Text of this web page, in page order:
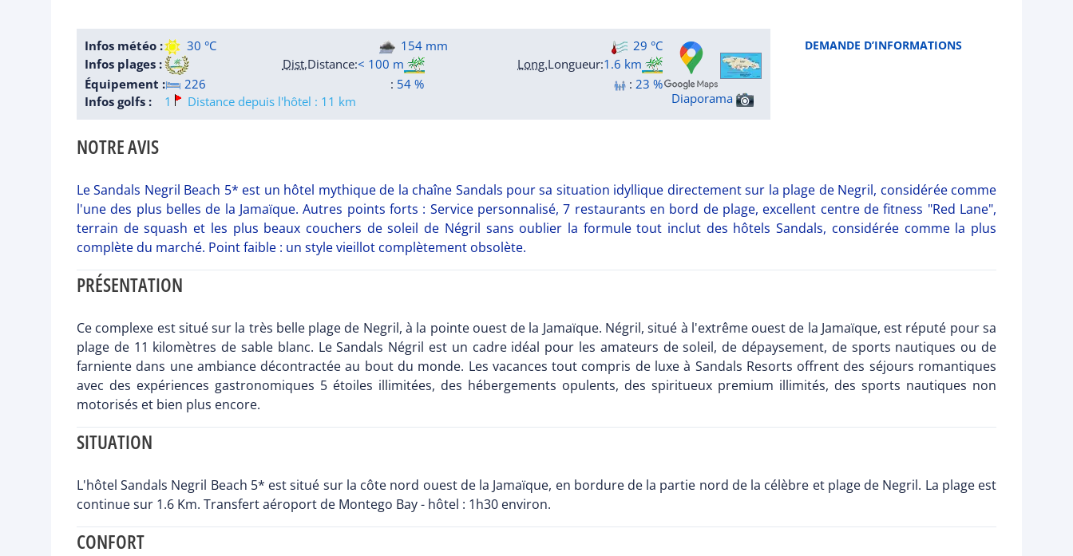
DEMANDE D’INFORMATIONS
Infos météo : 30 °C 154 mm
29 °C
Infos plages :
Dist.Distance:< 100 m Long.Longueur:1.6 km
Équipement :
226 : 54 % :23 %
Infos golfs :
1 Distance depuis l'hôtel : 11 km Diaporama
NOTRE AVIS
Le Sandals Negril Beach 5* est un hôtel mythique de la chaîne Sandals pour sa situation idyllique directement sur la plage de Negril, considérée comme
l'une des plus belles de la Jamaïque. Autres points forts : Service personnalisé, 7 restaurants en bord de plage, excellent centre de fitness "Red Lane",
terrain de squash et les plus beaux couchers de soleil de Négril sans oublier la formule tout inclut des hôtels Sandals, considérée comme la plus
complète du marché. Point faible : un style vieillot complètement obsolète.
PRÉSENTATION
Ce complexe est situé sur la très belle plage de Negril, à la pointe ouest de la Jamaïque. Négril, situé à l'extrême ouest de la Jamaïque, est réputé pour sa
plage de 11 kilomètres de sable blanc. Le Sandals Négril est un cadre idéal pour les amateurs de soleil, de dépaysement, de sports nautiques ou de
farniente dans une ambiance décontractée au bout du monde. Les vacances tout compris de luxe à Sandals Resorts offrent des séjours romantiques
avec des expériences gastronomiques 5 étoiles illimitées, des hébergements opulents, des spiritueux premium illimités, des sports nautiques non
motorisés et bien plus encore.
SITUATION
L'hôtel Sandals Negril Beach 5* est situé sur la côte nord ouest de la Jamaïque, en bordure de la partie nord de la célèbre et plage de Negril. La plage est
continue sur 1.6 Km. Transfert aéroport de Montego Bay - hôtel : 1h30 environ.
CONFORT